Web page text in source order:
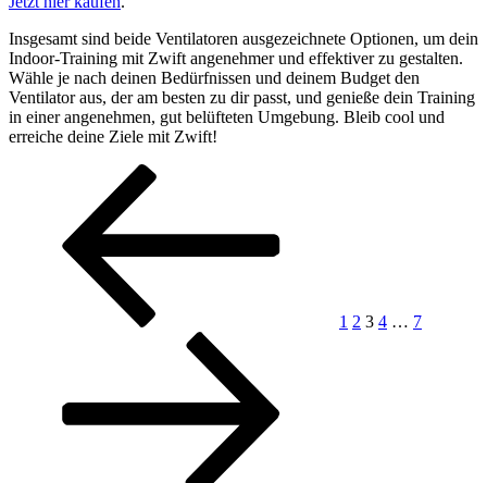
Insgesamt sind beide Ventilatoren ausgezeichnete Optionen, um dein
Indoor-Training mit Zwift angenehmer und effektiver zu gestalten.
Wähle je nach deinen Bedürfnissen und deinem Budget den
Ventilator aus, der am besten zu dir passt, und genieße dein Training
in einer angenehmen, gut belüfteten Umgebung. Bleib cool und
erreiche deine Ziele mit Zwift!
Seitennummerierung
Beiträge
1 2 3 4 … 7